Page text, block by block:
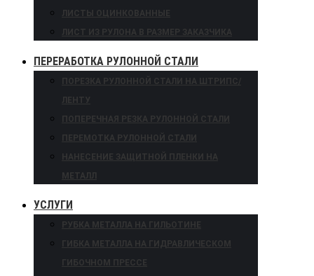
ЛИСТЫ ОЦИНКОВАННЫЕ
ЛИСТ ИЗ РУЛОНА В РАЗМЕР ЗАКАЗЧИКА
ПЕРЕРАБОТКА РУЛОННОЙ СТАЛИ
ПОРЕЗКА РУЛОННОЙ СТАЛИ НА ШТРИПС/
ЛЕНТУ
ПОПЕРЕЧНАЯ РЕЗКА РУЛОННОЙ СТАЛИ
ПЕРЕМОТКА РУЛОННОЙ СТАЛИ
НАНЕСЕНИЕ ЗАЩИТНОЙ ПЛЕНКИ НА
МЕТАЛЛ
УСЛУГИ
РУБКА МЕТАЛЛА НА ГИЛЬОТИНЕ
ГИБКА МЕТАЛЛА НА ГИДРАВЛИЧЕСКОМ
ГИБОЧНОМ ПРЕССЕ